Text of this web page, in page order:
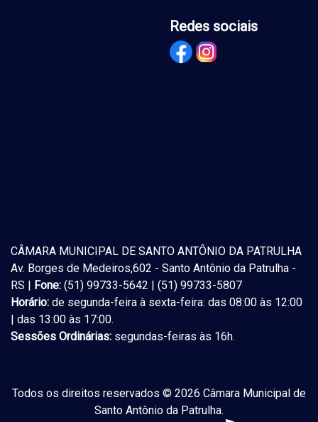
Redes sociais
CÂMARA MUNICIPAL DE SANTO ANTÔNIO DA PATRULHA
Av. Borges de Medeiros,602 - Santo Antônio da Patrulha -
RS |
Fone: (51) 99733-5642 | (51) 99733-5807
Horário: de segunda-feira à sexta-feira: das 08:00 às 12:00
| das 13:00 às 17:00.
Sessões Ordinárias: segundas-feiras às 16h.
Todos os direitos reservados © 2026 Câmara Municipal de
Santo Antônio da Patrulha.